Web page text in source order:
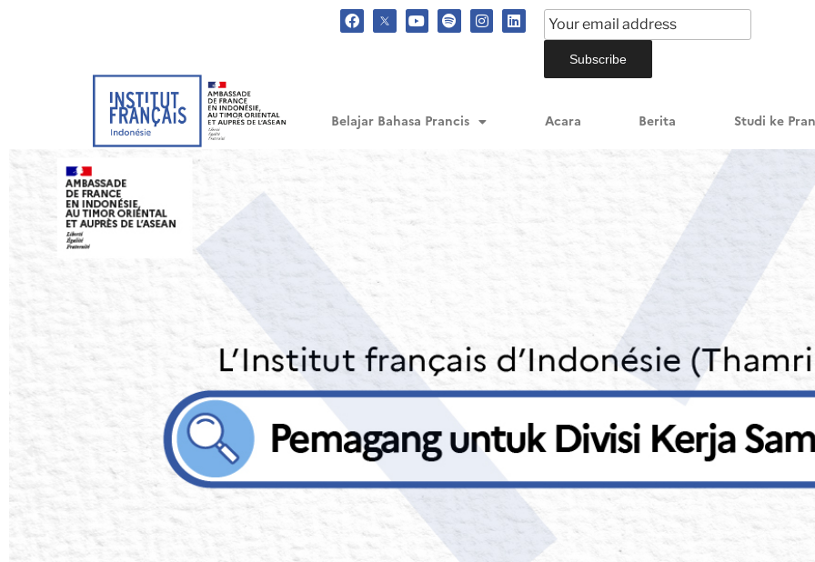
Belajar Bahasa Prancis Acara Berita Studi ke